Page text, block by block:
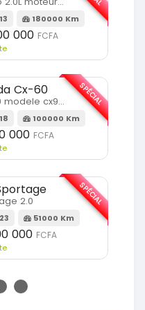
180000 Km
000 FCFA
Cx-60
Cx-60 modele cx9 full option
100000 Km
000 FCFA
SPÉCIAL
2.0
51000 Km
000 FCFA
SPÉCIAL